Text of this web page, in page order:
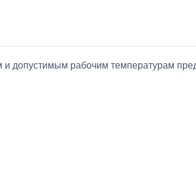
и допустимым рабочим температурам